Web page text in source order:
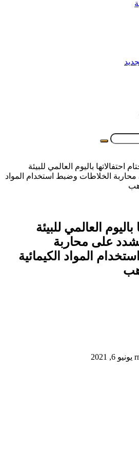
بحث
احتفالاتها باليوم العالمي للبيئة
محاربة الخلاطات وضبط استخدام المواد
العالمي للبيئة
تشدد على محاربة
المواد الكيمائية
يونيو 6, 2021